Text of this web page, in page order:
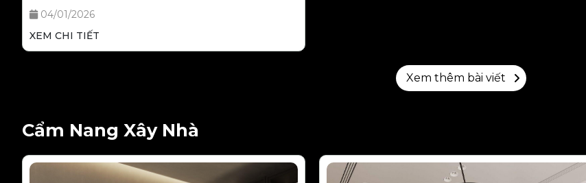
NHIÊN BẰNG CÔNG NGHỆ LẮP GHÉP
04/01/2026
XEM CHI TIẾT
Xem thêm bài viết
Cẩm Nang Xây Nhà